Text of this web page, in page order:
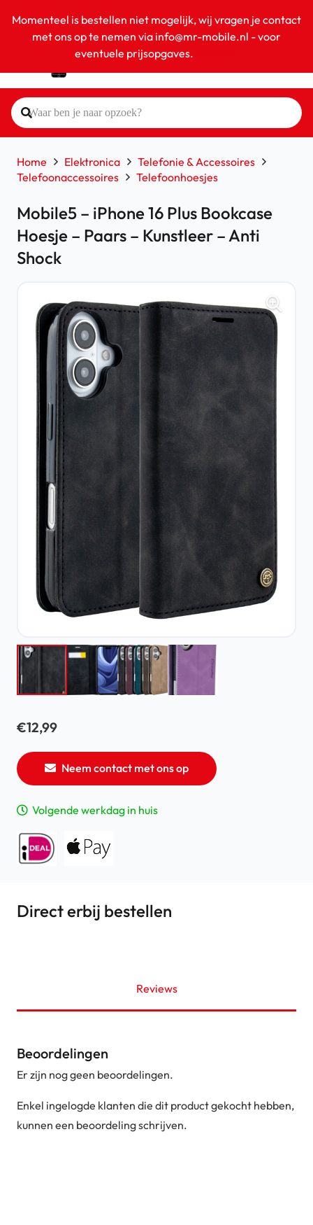
Momenteel is bestellen niet mogelijk, wij vragen je contact
met ons op te nemen via info@mr-mobile.nl - voor
eventuele prijsopgaves.
Home Elektronica
Telefonie & Accessoires
Telefoonaccessoires
Telefoonhoesjes
Mobile5 – iPhone 16 Plus Bookcase
Hoesje – Paars – Kunstleer – Anti
Shock
€12,99
Neem contact met ons op
Volgende werkdag in huis
Direct erbij bestellen
Reviews
Beoordelingen
Er zijn nog geen beoordelingen.
Enkel ingelogde klanten die dit product gekocht hebben,
kunnen een beoordeling schrijven.